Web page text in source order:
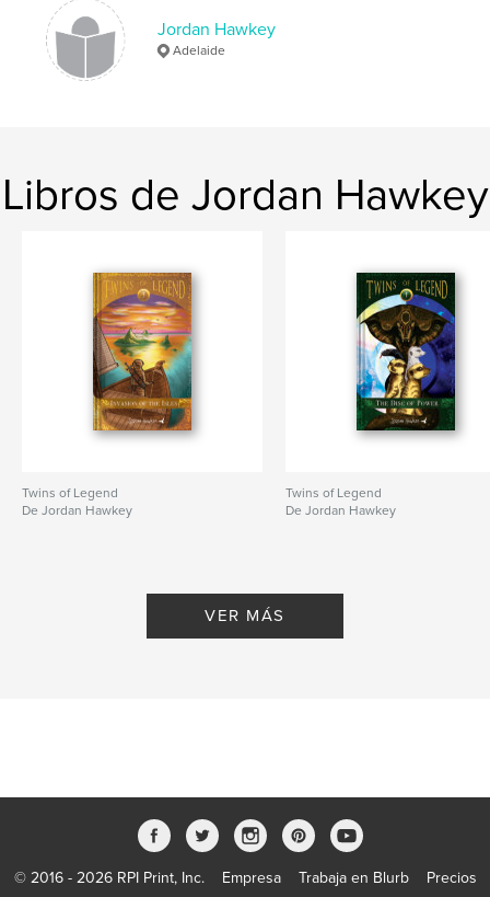
IdiomaEnglish
Palabras clave
Jordan Hawkey
Adelaide
Libros de Jordan Hawkey
Twins of Legend
De Jordan Hawkey
Twins of Legend
De Jordan Hawkey
VER MÁS
© 2016 - 2026 RPI Print, Inc. Empresa Trabaja en Blurb Precios